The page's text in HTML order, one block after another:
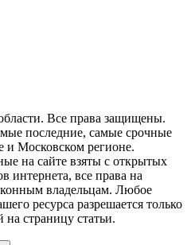
Все права защищены.
последние, самые срочные
и Московском регионе.
на сайте взяты с открытых
интернета, все права на
владельцам. Любое
ресурса разрешается только
страницу статьи.